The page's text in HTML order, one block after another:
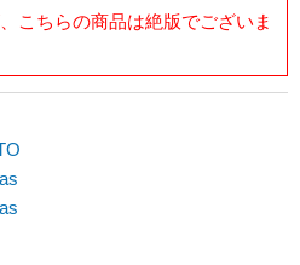
こちらの商品は絶版でございま